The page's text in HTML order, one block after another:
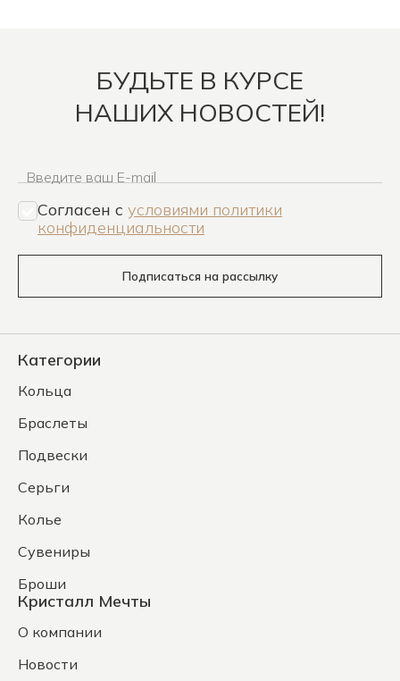
БУДЬТЕ В КУРСЕ
НАШИХ НОВОСТЕЙ!
Введите ваш E-mail
Согласен c условиями политики
конфиденциальности
Подписаться на рассылку
Категории
Кольца
Браслеты
Подвески
Серьги
Колье
Сувениры
Броши
Кристалл Мечты
О компании
Новости